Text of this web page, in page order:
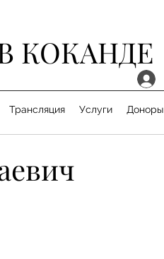
КОКАНДЕ
Трансляция Услуги Доноры